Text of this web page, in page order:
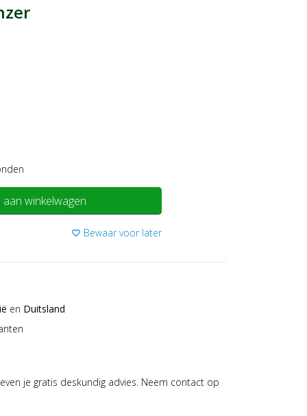
winkelwagen
favorite_border Bewaar voor later
en Duitsland
je gratis deskundig advies. Neem contact op